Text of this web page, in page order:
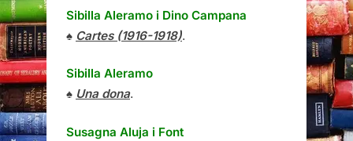
Sibilla Aleramo i Dino Campana
♠ Cartes (1916-1918).
Sibilla Aleramo
♠ Una dona.
Susagna Aluja i Font